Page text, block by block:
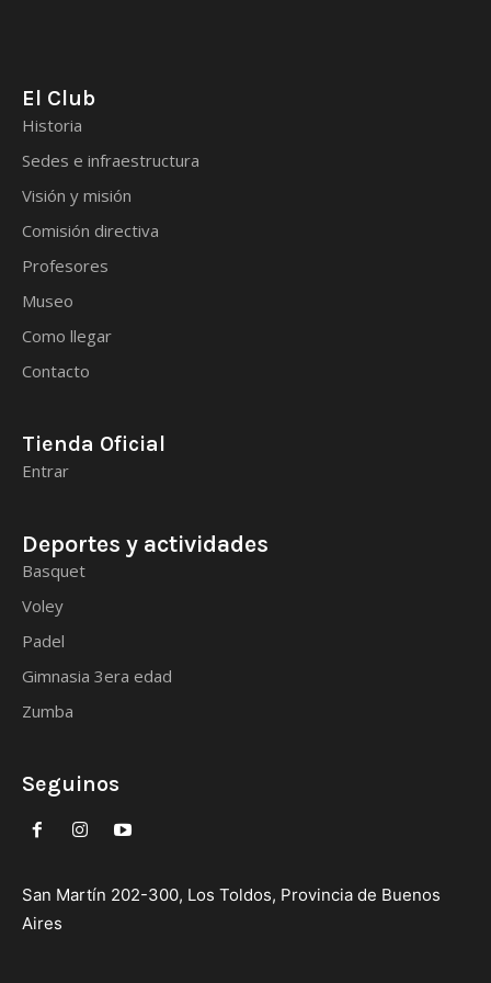
El Club
Historia
Sedes e infraestructura
Visión y misión
Comisión directiva
Profesores
Museo
Como llegar
Contacto
Tienda Oficial
Entrar
Deportes y actividades
Basquet
Voley
Padel
Gimnasia 3era edad
Zumba
Seguinos
San Martín 202-300, Los Toldos, Provincia de Buenos
Aires